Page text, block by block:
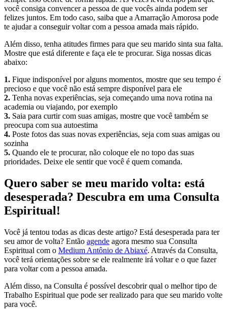
você consiga convencer a pessoa de que vocês ainda podem ser
felizes juntos. Em todo caso, saiba que a Amarração Amorosa pode
te ajudar a conseguir voltar com a pessoa amada mais rápido.
Além disso, tenha atitudes firmes para que seu marido sinta sua falta.
Mostre que está diferente e faça ele te procurar. Siga nossas dicas
abaixo:
1. Fique indisponível por alguns momentos, mostre que seu tempo é
precioso e que você não está sempre disponível para ele
2. Tenha novas experiências, seja começando uma nova rotina na
academia ou viajando, por exemplo
3. Saia para curtir com suas amigas, mostre que você também se
preocupa com sua autoestima
4. Poste fotos das suas novas experiências, seja com suas amigas ou
sozinha
5. Quando ele te procurar, não coloque ele no topo das suas
prioridades. Deixe ele sentir que você é quem comanda.
Quero saber se meu marido volta: está
desesperada? Descubra em uma Consulta
Espiritual!
Você já tentou todas as dicas deste artigo? Está desesperada para ter
seu amor de volta? Então agende agora mesmo sua Consulta
Espiritual com o Medium Antônio de Abiaxé. Através da Consulta,
você terá orientações sobre se ele realmente irá voltar e o que fazer
para voltar com a pessoa amada.
Além disso, na Consulta é possível descobrir qual o melhor tipo de
Trabalho Espiritual que pode ser realizado para que seu marido volte
para você.